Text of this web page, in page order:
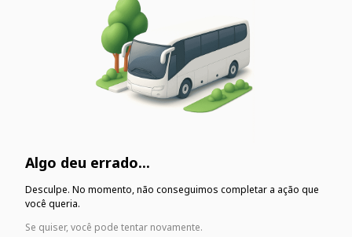
Algo deu errado...
Desculpe. No momento, não conseguimos completar a ação que
você queria.
Se quiser, você pode tentar novamente.